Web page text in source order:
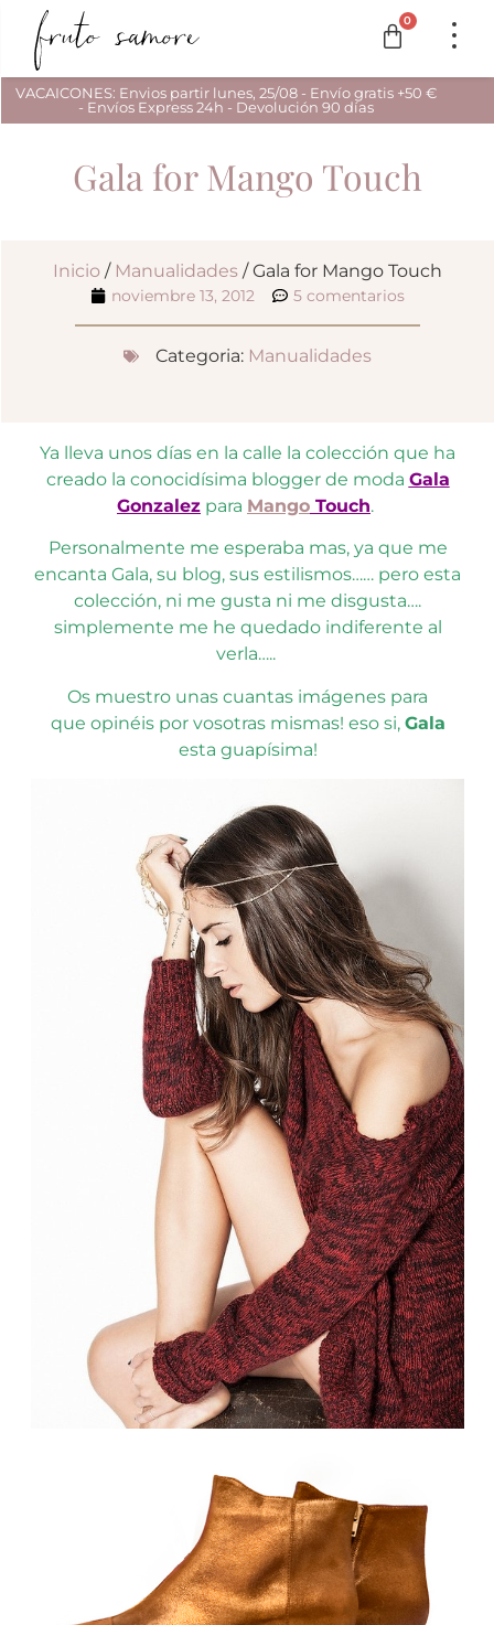
0
VACAICONES: Envios partir lunes, 25/08 - Envío gratis +50 €
- Envíos Express 24h - Devolución 90 días
Gala for Mango Touch
Inicio / Manualidades / Gala for Mango Touch
noviembre 13, 2012 5 comentarios
Categoria: Manualidades
Ya lleva unos días en la calle la colección que ha
creado la conocidísima blogger de moda Gala
Gonzalez para Mango Touch.
Personalmente me esperaba mas, ya que me
encanta Gala, su blog, sus estilismos…… pero esta
colección, ni me gusta ni me disgusta….
simplemente me he quedado indiferente al
verla…..
Os muestro unas cuantas imágenes para
que opinéis por vosotras mismas! eso si, Gala
esta guapísima!